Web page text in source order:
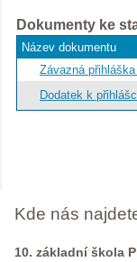
Dokumenty ke
Název dokumentu
Závazná
Dodatek k
Kde nás
10. základní škola